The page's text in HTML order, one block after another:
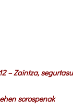
– Zaintza,
sorospenak